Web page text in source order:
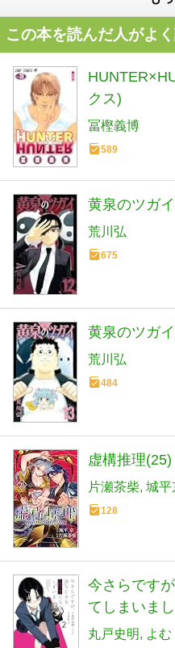
この本を読んだ人がよ
クス)
冨樫義博
589
黄泉のツガ
荒川弘
675
黄泉のツガ
荒川弘
484
虚構推理
片瀬茶柴 城平
128
今さらです
てしまいま
丸戸史明 よむ